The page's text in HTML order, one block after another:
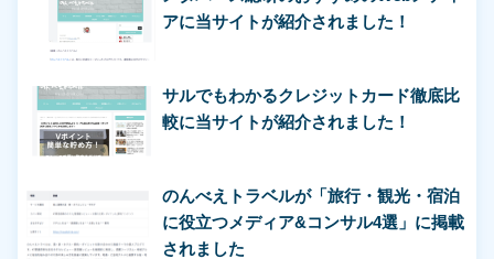
アに当サイトが紹介されました！
サルでもわかるクレジットカード徹底比
較に当サイトが紹介されました！
のんべえトラベルが「旅行・観光・宿泊
に役立つメディア&コンサル4選」に掲載
されました